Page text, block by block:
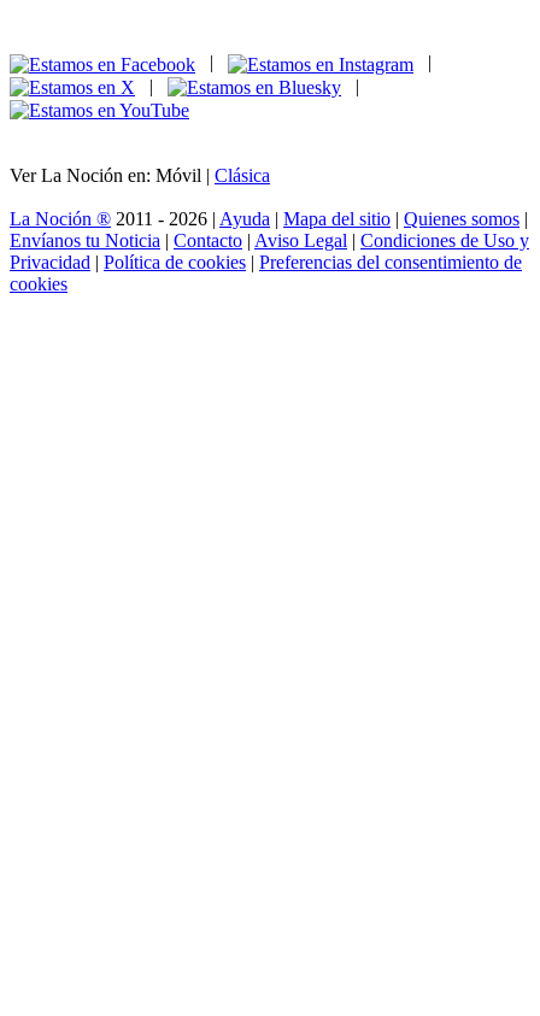
|
|
Ver La Noción en: Móvil | Clásica
La Noción ® 2011 - 2026 | Ayuda | Mapa del sitio | Quienes somos |
Envíanos tu Noticia | Contacto | Aviso Legal | Condiciones de Uso y
Privacidad | Política de cookies | Preferencias del consentimiento de
cookies